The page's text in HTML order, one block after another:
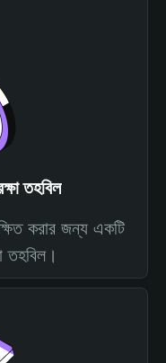
তহবিল
করার জন্য একটি
তহবিল।